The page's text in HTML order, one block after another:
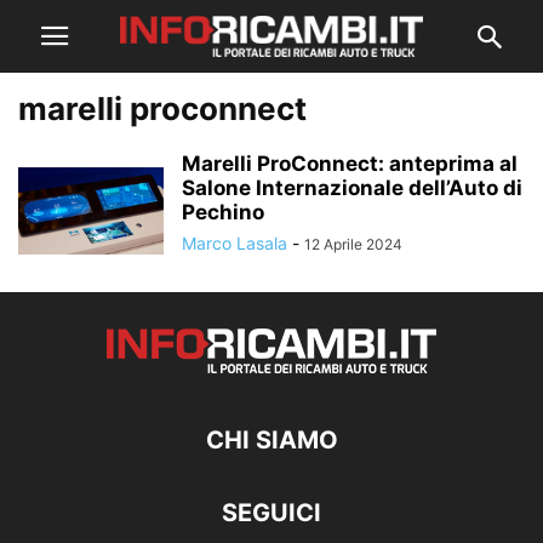
marelli proconnect
Marelli ProConnect: anteprima al
Salone Internazionale dell’Auto di
Pechino
Marco Lasala - 12 Aprile 2024
CHI SIAMO
SEGUICI